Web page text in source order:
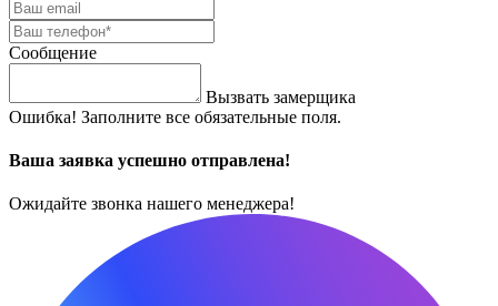
Сообщение
Вызвать замерщика
Ошибка! Заполните все обязательные поля.
Ваша заявка успешно отправлена!
Ожидайте звонка нашего менеджера!